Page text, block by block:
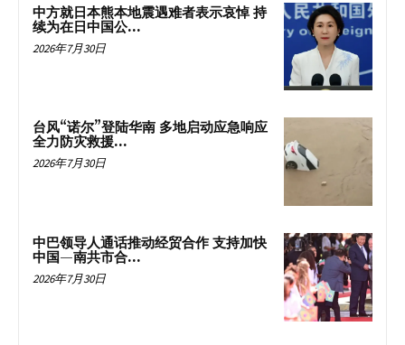
中方就日本熊本地震遇难者表示哀悼 持
续为在日中国公...
2026年7月30日
台风“诺尔”登陆华南 多地启动应急响应
全力防灾救援...
2026年7月30日
中巴领导人通话推动经贸合作 支持加快
中国—南共市合...
2026年7月30日